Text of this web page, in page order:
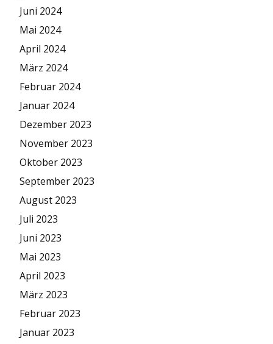
Juni 2024
Mai 2024
April 2024
März 2024
Februar 2024
Januar 2024
Dezember 2023
November 2023
Oktober 2023
September 2023
August 2023
Juli 2023
Juni 2023
Mai 2023
April 2023
März 2023
Februar 2023
Januar 2023